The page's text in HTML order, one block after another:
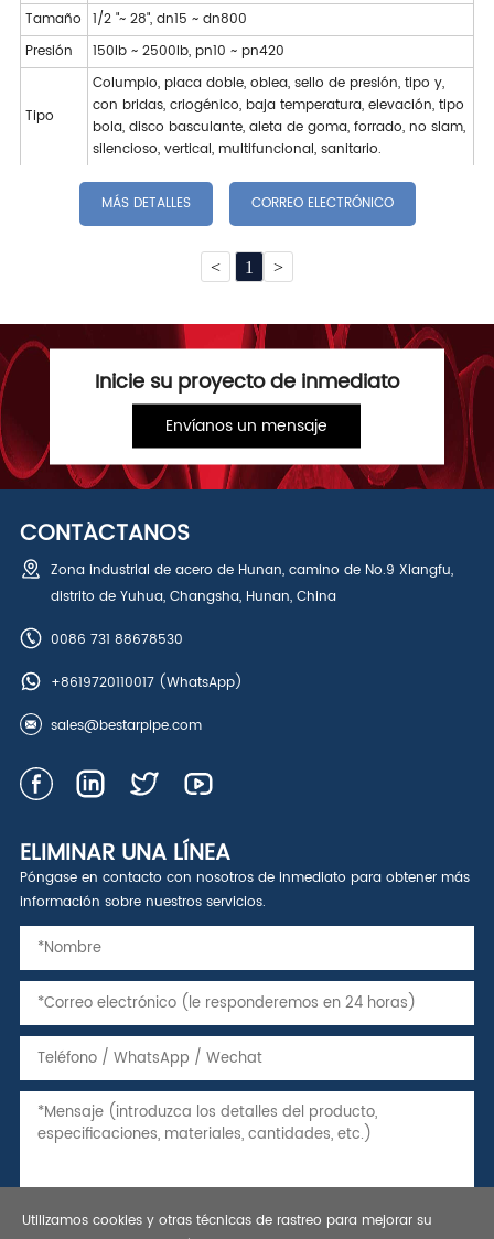
Tamaño 1/2 "~ 28", dn15 ~ dn800
Presión
150lb ~ 2500lb, pn10 ~ pn420
Tipo
Columpio, placa doble, oblea, sello de presión, tipo y,
con bridas, criogénico, baja temperatura, elevación, tipo
bola, disco basculante, aleta de goma, forrado, no slam,
silencioso, vertical, multifuncional, sanitario.
MÁS DETALLES CORREO ELECTRÓNICO
< 1 >
Inicie su proyecto de inmediato
Envíanos un mensaje
CONTÁCTANOS
Zona industrial de acero de Hunan, camino de No.9 Xiangfu,
distrito de Yuhua, Changsha, Hunan, China
0086 731 88678530
+8619720110017(WhatsApp)
sales@bestarpipe.com
ELIMINAR UNA LÍNEA
Póngase en contacto con nosotros de inmediato para obtener más
información sobre nuestros servicios.
Utilizamos cookies y otras técnicas de rastreo para mejorar su